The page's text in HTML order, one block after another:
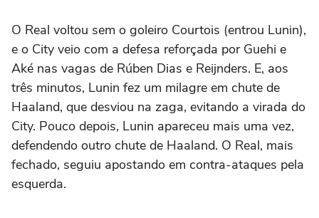
O Real voltou sem o goleiro Courtois (entrou Lunin),
e o City veio com a defesa reforçada por Guehi e
Aké nas vagas de Rúben Dias e Reijnders. E, aos
três minutos, Lunin fez um milagre em chute de
Haaland, que desviou na zaga, evitando a virada do
City. Pouco depois, Lunin apareceu mais uma vez,
defendendo outro chute de Haaland. O Real, mais
fechado, seguiu apostando em contra-ataques pela
esquerda.